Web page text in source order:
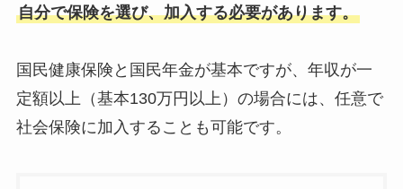
自分で保険を選び、加入する必要があります。
国民健康保険と国民年金が基本ですが、年収が一
定額以上（基本130万円以上）の場合には、任意で
社会保険に加入することも可能です。